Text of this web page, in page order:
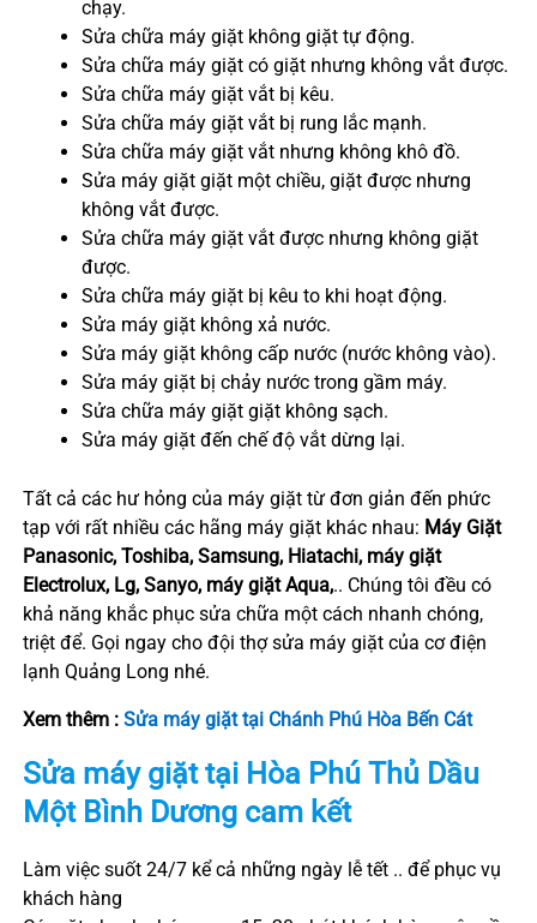
chạy.
Sửa chữa máy giặt không giặt tự động.
Sửa chữa máy giặt có giặt nhưng không vắt được.
Sửa chữa máy giặt vắt bị kêu.
Sửa chữa máy giặt vắt bị rung lắc mạnh.
Sửa chữa máy giặt vắt nhưng không khô đồ.
Sửa máy giặt giặt một chiều, giặt được nhưng
không vắt được.
Sửa chữa máy giặt vắt được nhưng không giặt
được.
Sửa chữa máy giặt bị kêu to khi hoạt động.
Sửa máy giặt không xả nước.
Sửa máy giặt không cấp nước (nước không vào).
Sửa máy giặt bị chảy nước trong gầm máy.
Sửa chữa máy giặt giặt không sạch.
Sửa máy giặt đến chế độ vắt dừng lại.
Tất cả các hư hỏng của máy giặt từ đơn giản đến phức
tạp với rất nhiều các hãng máy giặt khác nhau: Máy Giặt
Panasonic, Toshiba, Samsung, Hiatachi, máy giặt
Electrolux, Lg, Sanyo, máy giặt Aqua,.. Chúng tôi đều có
khả năng khắc phục sửa chữa một cách nhanh chóng,
triệt để. Gọi ngay cho đội thợ sửa máy giặt của cơ điện
lạnh Quảng Long nhé.
Xem thêm : Sửa máy giặt tại Chánh Phú Hòa Bến Cát
Sửa máy giặt tại Hòa PhúThủ Dầu
Một Bình Dươngcam kết
Làm việc suốt 24/7 kể cả những ngày lễ tết .. để phục vụ
khách hàng